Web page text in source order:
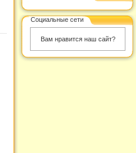
Социальные сети
Вам нравится наш сайт?